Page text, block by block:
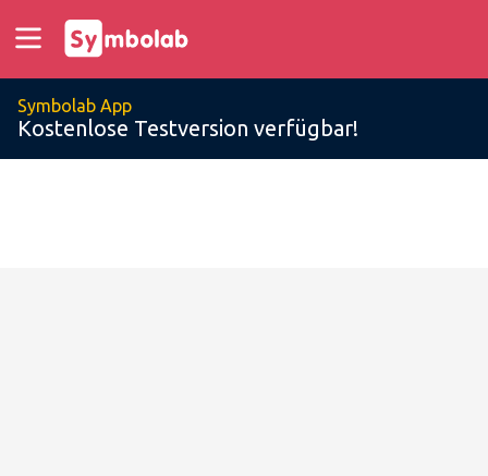
Symbolab App
Kostenlose Testversion verfügbar!